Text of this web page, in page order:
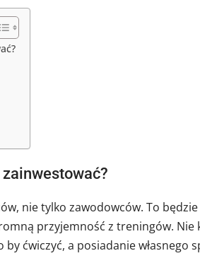
nie tylko zawodowców. To
przyjemność z treningów. Nie
ćwiczyć, a posiadanie własnego